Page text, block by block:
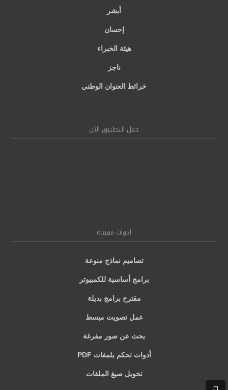
أبشر
إحسان
هيئة الخبراء
ناجز
خرائط العنوان الوطني
حمل التطبيق الآن
ادوات مفيدة
تصاميم نماذج منوعة
برامج أساسية للكمبيوتر
مقترح برامج بديلة
عمل تصويت مبسط
بحث عن صور مفرغة
أدوات تحكم بلمفات PDF
تحويل صيغ الملفات